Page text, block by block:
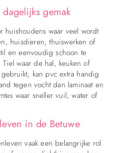
gemak
huishoudens waar veel wordt
huisdieren, thuiswerken of
en eenvoudig schoon te
waar de hal, keuken of
kan pvc extra handig
tegen vocht dan laminaat en
waar sneller vuil, water of
in de Betuwe
vaak een belangrijke rol.